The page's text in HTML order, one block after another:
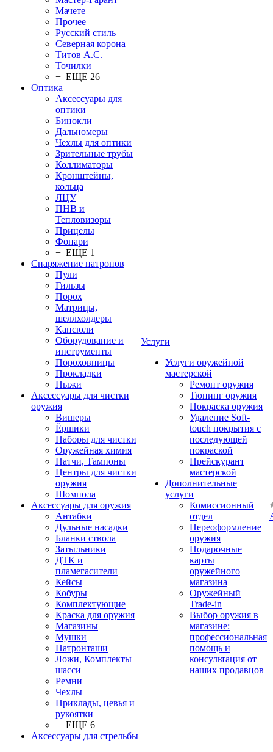
Мачете
Прочее
Русский стиль
Северная корона
Титов А.С.
Точилки
+ ЕЩЕ 26
Оптика
Аксессуары для
оптики
Бинокли
Дальномеры
Чехлы для оптики
Зрительные трубы
Коллиматоры
Кронштейны,
кольца
ЛЦУ
ПНВ и
Тепловизоры
Прицелы
Фонари
+ ЕЩЕ 1
Снаряжение патронов
Пули
Гильзы
Порох
Матрицы,
шеллхолдеры
Капсюли
Оборудование и
инструменты
Пороховницы
Прокладки
Пыжи
Аксессуары для чистки
оружия
Вишеры
Ёршики
Наборы для чистки
Оружейная химия
Патчи, Тампоны
Центры для чистки
оружия
Шомпола
Аксессуары для оружия
Антабки
Дульные насадки
Бланки ствола
Затыльники
ДТК и
пламегасители
Кейсы
Кобуры
Комплектующие
Краска для оружия
Магазины
Мушки
Патронташи
Ложи, Комплекты
шасси
Ремни
Чехлы
Приклады, цевья и
рукоятки
+ ЕЩЕ 6
Аксессуары для стрельбы
Услуги
Услуги оружейной
мастерской
Ремонт оружия
Тюнинг оружия
Покраска оружия
Удаление Soft-
touch покрытия с
последующей
покраской
Прейскурант
мастерской
Дополнительные
услуги
Комиссионный
отдел
Переоформление
оружия
Подарочные
карты
оружейного
магазина
Оружейный
Trade-in
Выбор оружия в
магазине:
профессиональная
помощь и
консультация от
наших продавцов